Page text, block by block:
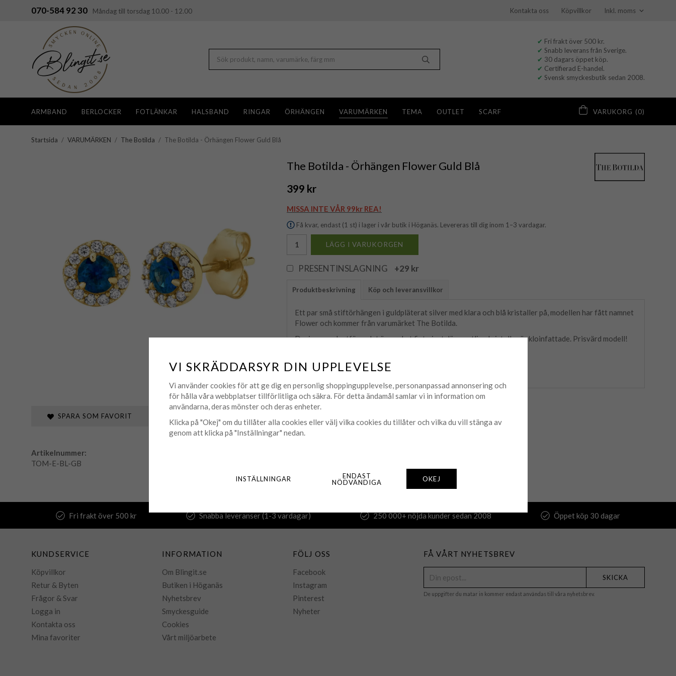
070-584 92 30 Måndag till torsdag 10.00 - 12.00 Kontakta oss Köpvillkor
✔ Fri frakt över 500 kr.
✔ Snabb leverans från Sverige.
✔ 30 dagars öppet köp.
✔ Certifierad E-handel.
✔ Svensk smyckesbutik sedan 2008.
ARMBAND BERLOCKER FOTLÄNKAR HALSBAND RINGAR ÖRHÄNGEN VARUMÄRKEN TEMA OUTLET SCARF VARUKORG (0)
Startsida / VARUMÄRKEN / The Botilda / The Botilda - Örhängen Flower Guld Blå
The Botilda - Örhängen Flower Guld Blå
399 kr
MISSA INTE VÅR 99kr REA!
Få kvar, endast (1 st) i lager i vår butik i Höganäs. Levereras till dig inom 1–3 vardagar.
LÄGG I VARUKORGEN
PRESENTINSLAGNING +29 kr
Produktbeskrivning Köp och leveransvillkor
Ett par små stiftörhängen i guldpläterat silver med klara och blå kristaller på, modellen har fått namnet
Flower och kommer från varumärket The Botilda.
Designen och utförandet är mycket fint gjort där samtliga kristaller är kloinfattade. Prisvärd modell!
Material; 925 Sterlingsilver pläterat med äkta guld.
SPARA SOM FAVORIT
Artikelnummer:
TOM-E-BL-GB
Fri frakt över 500 kr Snabba leveranser (1-3 vardagar) 250 000+ nöjda kunder sedan 2008 Öppet köp 30 dagar
KUNDSERVICE
Köpvillkor
Retur & Byten
Frågor & Svar
Logga in
Kontakta oss
Mina favoriter
INFORMATION
Om Blingit.se
Butiken i Höganäs
Nyhetsbrev
Smyckesguide
Cookies
Vårt miljöarbete
FÖLJ OSS
Facebook
Instagram
Pinterest
Nyheter
FÅ VÅRT NYHETSBREV
SKICKA
De uppgifter du matar in kommer endast användas till våra nyhetsbrev.
VI SKRÄDDARSYR DIN UPPLEVELSE
Vi använder cookies för att ge dig en personlig shoppingupplevelse, personanpassad annonsering och
för hålla våra webbplatser tillförlitliga och säkra. För detta ändamål samlar vi in information om
användarna, deras mönster och deras enheter.
Klicka på "Okej" om du tillåter alla cookies eller välj vilka cookies du tillåter och vilka du vill stänga av
genom att klicka på "Inställningar" nedan.
INSTÄLLNINGAR
ENDAST
NÖDVÄNDIGA
OKEJ